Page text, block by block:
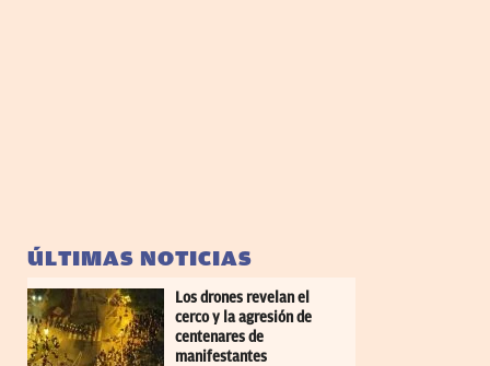
ÚLTIMAS NOTICIAS
Los drones revelan el
cerco y la agresión de
centenares de
manifestantes